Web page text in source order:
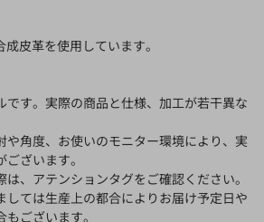
成皮革を使用しています。
す。実際の商品と仕様、加工が若干異な
角度、お使いのモニター環境により、実
ざいます。
、アテンションタグをご確認ください。
ては生産上の都合によりお届け予定日や
ございます。